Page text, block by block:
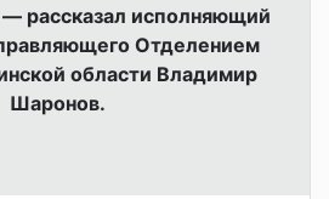
рассказал исполняющий
Отделением
области Владимир
Шаронов.